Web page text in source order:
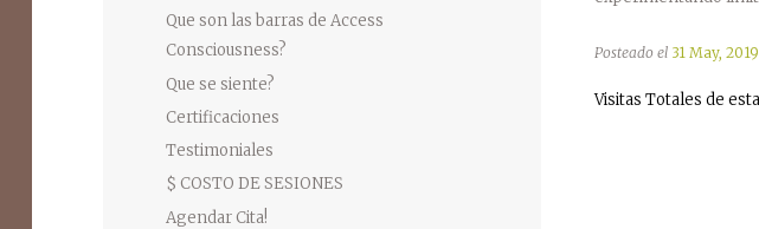
Posteado el 31 May, 2019
Visitas Totales de
Que son las barras de Access
Consciousness?
Que se siente?
Certificaciones
Testimoniales
$ COSTO DE SESIONES
Agendar Cita!